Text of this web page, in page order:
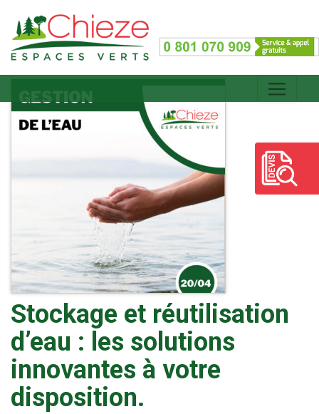
Stockage et réutilisation
d’eau : les solutions
innovantes à votre
disposition.